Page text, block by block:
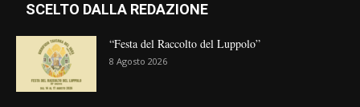
SCELTO DALLA REDAZIONE
“Festa del Raccolto del Luppolo”
8 Agosto 2026